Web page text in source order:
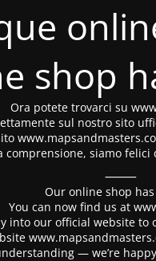
shop
Ora potete trovarci su
sul nostro sito
comprensione, siamo
⸻
Our online shop
You can now find us at
into our official website
— we’re